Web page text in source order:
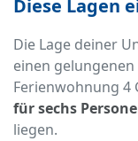
Diese Lagen
Die Lage deiner
einen
Ferienwohnung 4
für sechs
liegen.